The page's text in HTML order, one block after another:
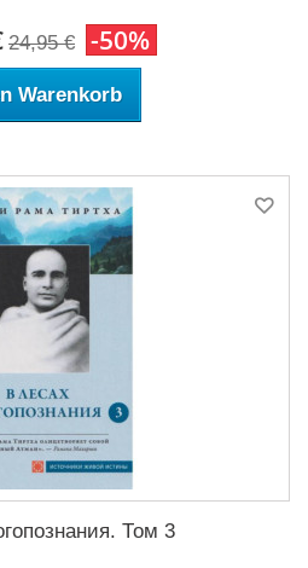
24,95 € -50%
Warenkorb
Том 3